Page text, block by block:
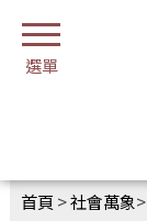
首頁 >社會萬象>